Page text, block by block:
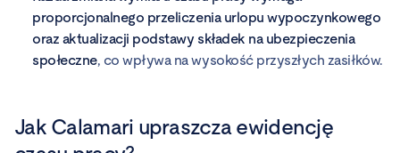
proporcjonalnego przeliczenia urlopu wypoczynkowego
oraz aktualizacji podstawy składek na ubezpieczenia
społeczne, co wpływa na wysokość przyszłych zasiłków.
Jak Calamari upraszcza ewidencję